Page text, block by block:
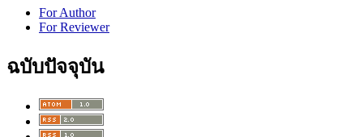
For Author
For Reviewer
ฉบับปัจจุบัน